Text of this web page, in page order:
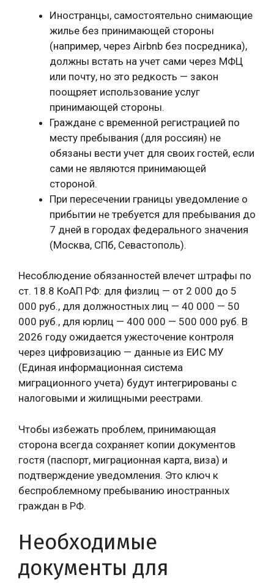
Иностранцы, самостоятельно снимающие
жилье без принимающей стороны
(например, через Airbnb без посредника),
должны встать на учет сами через МФЦ
или почту, но это редкость — закон
поощряет использование услуг
принимающей стороны.
Граждане с временной регистрацией по
месту пребывания (для россиян) не
обязаны вести учет для своих гостей, если
сами не являются принимающей
стороной.
При пересечении границы уведомление о
прибытии не требуется для пребывания до
7 дней в городах федерального значения
(Москва, СПб, Севастополь).
Несоблюдение обязанностей влечет штрафы по
ст. 18.8 КоАП РФ: для физлиц — от 2 000 до 5
000 руб., для должностных лиц — 40 000 — 50
000 руб., для юрлиц — 400 000 — 500 000 руб. В
2026 году ожидается ужесточение контроля
через цифровизацию — данные из ЕИС МУ
(Единая информационная система
миграционного учета) будут интегрированы с
налоговыми и жилищными реестрами.
Чтобы избежать проблем, принимающая
сторона всегда сохраняет копии документов
гостя (паспорт, миграционная карта, виза) и
подтверждение уведомления. Это ключ к
беспроблемному пребыванию иностранных
граждан в РФ.
Необходимые
документы для